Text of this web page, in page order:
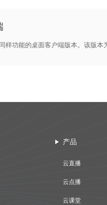
样功能的桌面客户端版本。该版
产品
云直播
云点播
云课堂